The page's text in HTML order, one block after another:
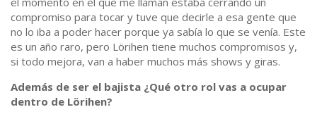
compromiso para tocar y tuve que decirle a esa gente que
no lo iba a poder hacer porque ya sabía lo que se venía. Este
es un año raro, pero Lörihen tiene muchos compromisos y,
si todo mejora, van a haber muchos más shows y giras.
Además de ser el bajista ¿Qué otro rol vas a ocupar
dentro de Lörihen?